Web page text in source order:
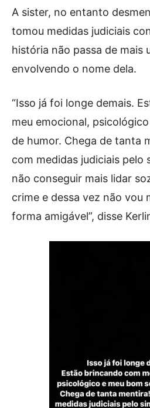
A sister, no entanto
tomou medidas judiciais
história não passa de mais
envolvendo o nome dela.
“Isso já foi longe demais.
meu emocional,
de humor. Chega de tanta
com medidas judiciais pelo
não conseguir mais lidar
crime e dessa vez não vou
forma amigável”, disse